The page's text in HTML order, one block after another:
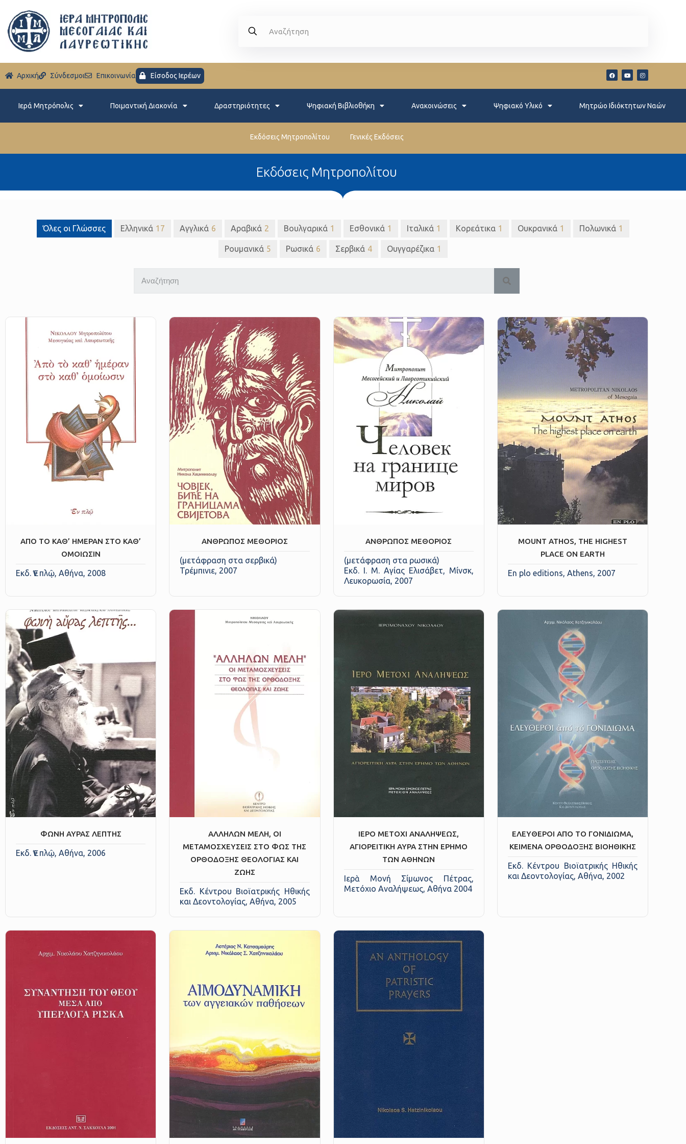
Aρχική Σύνδεσμοι Eπικοινωνία Είσοδος Ιερέων
Ιερά Μητρόπολις Ποιμαντική Διακονία Δραστηριότητες Ψηφιακή Βιβλιοθήκη Ανακοινώσεις Ψηφιακό Υλικό Μητρώο Ιδιόκτητων Ναών
Εκδόσεις Μητροπολίτου Γενικές Εκδόσεις
Εκδόσεις Μητροπολίτου
Όλες οι Γλώσσες Ελληνικά 17 Αγγλικά 6 Αραβικά 2 Βουλγαρικά 1 Εσθονικά 1 Ιταλικά 1 Κορεάτικα 1 Ουκρανικά 1 Πολωνικά 1
Ρουμανικά 5 Ρωσικά 6 Σερβικά 4 Ουγγαρέζικα 1
ΑΠΟ ΤΟ ΚΑΘ’ ΗΜΕΡΑΝ ΣΤΟ ΚΑΘ’
ΟΜΟΙΩΣΙΝ
Εκδ. Ἐν πλῷ, Αθήνα, 2008
ΑΝΘΡΩΠΟΣ ΜΕΘΟΡΙΟΣ
(μετάφραση στα σερβικά)
Τρέμπινιε, 2007
ΑΝΘΡΩΠΟΣ ΜΕΘΟΡΙΟΣ
(μετάφραση στα ρωσικά)
Εκδ. Ι. Μ. Αγίας Ελισάβετ, Μίνσκ,
Λευκορωσία, 2007
MOUNT ATHOS, THE HIGHEST
PLACE ON EARTH
En plo editions, Athens, 2007
ΦΩΝΗ ΑΥΡΑΣ ΛΕΠΤΗΣ
Εκδ. Ἐν πλῷ, Αθήνα, 2006
ΑΛΛΗΛΩΝ ΜΕΛΗ, ΟΙ
ΜΕΤΑΜΟΣΧΕΥΣΕΙΣ ΣΤΟ ΦΩΣ ΤΗΣ
ΟΡΘΟΔΟΞΗΣ ΘΕΟΛΟΓΙΑΣ ΚΑΙ
ΖΩΗΣ
Εκδ. Κέντρου Βιοϊατρικής Ηθικής
και Δεοντολογίας, Αθήνα, 2005
ΙΕΡΟ ΜΕΤΟΧΙ ΑΝΑΛΗΨΕΩΣ,
ΑΓΙΟΡΕΙΤΙΚΗ ΑΥΡΑ ΣΤΗΝ ΕΡΗΜΟ
ΤΩΝ ΑΘΗΝΩΝ
Ιερὰ Μονή Σίμωνος Πέτρας,
Μετόχιο Αναλήψεως, Αθήνα 2004
ΕΛΕΥΘΕΡΟΙ ΑΠΟ ΤΟ ΓΟΝΙΔΙΩΜΑ,
ΚΕΙΜΕΝΑ ΟΡΘΟΔΟΞΗΣ ΒΙΟΗΘΙΚΗΣ
Εκδ. Κέντρου Βιοϊατρικής Ηθικής
και Δεοντολογίας, Αθήνα, 2002